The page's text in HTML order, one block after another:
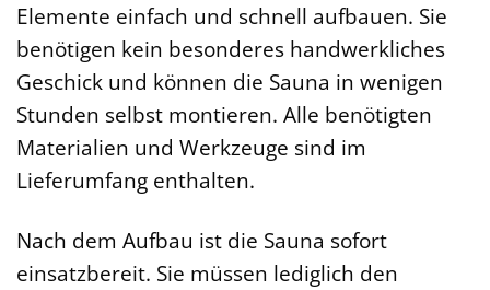
Elemente einfach und schnell aufbauen. Sie
benötigen kein besonderes handwerkliches
Geschick und können die Sauna in wenigen
Stunden selbst montieren. Alle benötigten
Materialien und Werkzeuge sind im
Lieferumfang enthalten.
Nach dem Aufbau ist die Sauna sofort
einsatzbereit. Sie müssen lediglich den